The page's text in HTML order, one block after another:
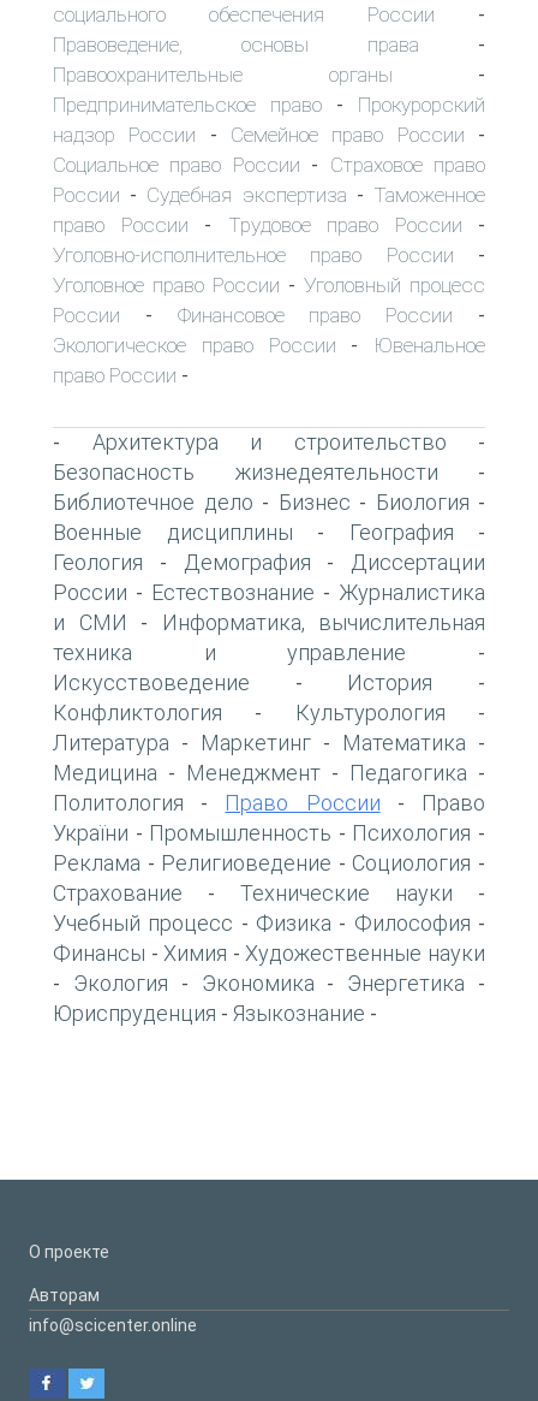
социального обеспечения России -
Правоведение, основы права -
Правоохранительные органы -
Предпринимательское право - Прокурорский
надзор России - Семейное право России -
Социальное право России - Страховое право
России - Судебная экспертиза - Таможенное
право России - Трудовое право России -
Уголовно-исполнительное право России -
Уголовное право России - Уголовный процесс
России - Финансовое право России -
Экологическое право России -
Ювенальное
право России -
- Архитектура и строительство -
Безопасность жизнедеятельности -
Библиотечное дело - Бизнес - Биология -
Военные дисциплины - География -
Геология - Демография -
Диссертации
России - Естествознание - Журналистика
и СМИ -
Информатика, вычислительная
техника и управление -
Искусствоведение - История -
Конфликтология - Культурология -
Литература - Маркетинг - Математика -
Медицина - Менеджмент - Педагогика -
Политология - Право России -
Право
України - Промышленность - Психология -
Реклама - Религиоведение - Социология -
Страхование - Технические науки -
Учебный процесс - Физика - Философия -
Финансы - Химия - Художественные науки
- Экология - Экономика - Энергетика -
Юриспруденция - Языкознание -
О проекте
Авторам
info@scicenter.online